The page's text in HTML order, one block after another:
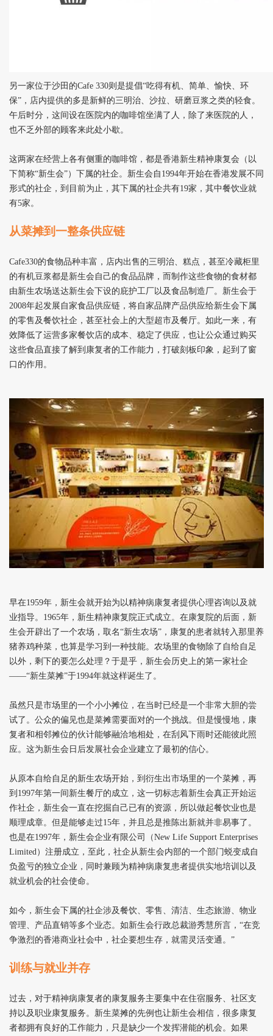
另一家位于沙田的Cafe 330则是提倡“吃得有机、简单、愉快、环
保”，店内提供的多是新鲜的三明治、沙拉、研磨豆浆之类的轻食。
午后时分，这间设在医院内的咖啡馆坐满了人，除了来医院的人，
也不乏外部的顾客来此处小歇。
这两家在经营上各有侧重的咖啡馆，都是香港新生精神康复会（以
下简称“新生会”）下属的社企。新生会自1994年开始在香港发展不同
形式的社企，到目前为止，其下属的社企共有19家，其中餐饮业就
有5家。
从菜摊到一整条供应链
Cafe330的食物品种丰富，店内出售的三明治、糕点，甚至冷藏柜里
的有机豆浆都是新生会自己的食品品牌，而制作这些食物的食材都
由新生农场送达新生会下设的庇护工厂以及食品制造厂。新生会于
2008年起发展自家食品供应链，将自家品牌产品供应给新生会下属
的零售及餐饮社企，甚至社会上的大型超市及餐厅。如此一来，有
效降低了运营多家餐饮店的成本、稳定了供应，也让公众通过购买
这些食品直接了解到康复者的工作能力，打破刻板印象，起到了窗
口的作用。
早在1959年，新生会就开始为以精神病康复者提供心理咨询以及就
业指导。1965年，新生精神康复院正式成立。在康复院的后面，新
生会开辟出了一个农场，取名“新生农场”，康复的患者就转入那里养
猪养鸡种菜，也算是学习到一种技能。农场里的食物除了自给自足
以外，剩下的要怎么处理？于是乎，新生会历史上的第一家社企
——“新生菜摊”于1994年就这样诞生了。
虽然只是市场里的一个小小摊位，在当时已经是一个非常大胆的尝
试了。公众的偏见也是菜摊需要面对的一个挑战。但是慢慢地，康
复者和相邻摊位的伙计能够融洽地相处，在刮风下雨时还能彼此照
应。这为新生会日后发展社会企业建立了最初的信心。
从原本自给自足的新生农场开始，到衍生出市场里的一个菜摊，再
到1997年第一间新生餐厅的成立，这一切标志着新生会真正开始运
作社企，新生会一直在挖掘自己已有的资源，所以做起餐饮业也是
顺理成章。但是能够走过15年，并且总是推陈出新就并非易事了。
也是在1997年，新生会企业有限公司（New Life Support Enterprises
Limited）注册成立，至此，社企从新生会内部的一个部门蜕变成自
负盈亏的独立企业，同时兼顾为精神病康复患者提供实地培训以及
就业机会的社会使命。
如今，新生会下属的社企涉及餐饮、零售、清洁、生态旅游、物业
管理、产品直销等多个业态。如新生会行政总裁游秀慧所言，“在竞
争激烈的香港商业社会中，社企要想生存，就需灵活变通。”
训练与就业并存
过去，对于精神病康复者的康复服务主要集中在住宿服务、社区支
持以及职业康复服务。新生菜摊的先例也让新生会相信，很多康复
者都拥有良好的工作能力，只是缺少一个发挥潜能的机会。如果